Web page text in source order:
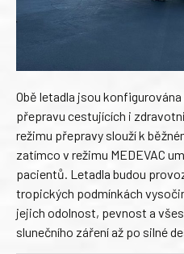
Obě letadla jsou
přepravu cestujících i
režimu přepravy slouží k
zatímco v režimu MEDEVAC
pacientů. Letadla budou
tropických podmínkách
jejich odolnost, pevnost a
slunečního záření až po silné